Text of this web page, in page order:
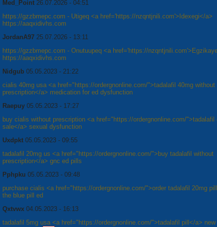
Med_Point 26.07.2026 - 04:51
https://gzzbmepc.com - Utigeq <a href='https://nzqntjnili.com'>Idexegi</a>
https://aaqxidivhs.com
JordanA97 25.07.2026 - 13:11
https://gzzbmepc.com - Onutuupeq <a href='https://
https://aaqxidivhs.com
Nidgub 05.05.2023 - 21:22
cialis 40mg usa <a href="https://ordergnonline.com/">tadalafil 40mg without
prescription</a> medication for ed dysfunction
Raepuy 05.05.2023 - 17:27
buy cialis without prescription <a href="https://ordergnonline.com/">tadalafil
sale</a> sexual dysfunction
Uxdpkt 05.05.2023 - 09:55
tadalafil 20mg us <a href="https://ordergnonline.com/">buy tadalafil without
prescription</a> gnc ed pills
Pphpku 05.05.2023 - 09:48
purchase cialis <a href="https://ordergnonline.com/">order tadalafil 20mg
the blue pill ed
Qxtvwx 04.05.2023 - 16:13
tadalafil 5mg usa <a href="https://ordergnonline.com/">tadalafil pill</a> new